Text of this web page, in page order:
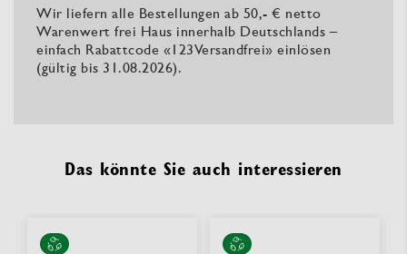
Wir liefern alle Bestellungen ab 50,- € netto
Warenwert frei Haus innerhalb Deutschlands –
einfach Rabattcode «123Versandfrei» einlösen
(gültig bis 31.08.2026).
Das könnte Sie auch interessieren